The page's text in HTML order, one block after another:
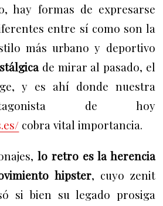
hay formas de expresarse
entre sí como son la
más urbano y deportivo
de mirar al pasado, el
y es ahí donde nuestra
de hoy
cobra vital importancia.
lo retro es la herencia
hipster, cuyo zenit
si bien su legado prosiga